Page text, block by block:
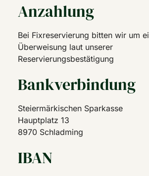
Anzahlung
Bei Fixreservierung bitten wir um
Überweisung laut unserer
Reservierungsbestätigung
Bankverbindung
Steiermärkischen Sparkasse
Hauptplatz 13
8970 Schladming
IBAN